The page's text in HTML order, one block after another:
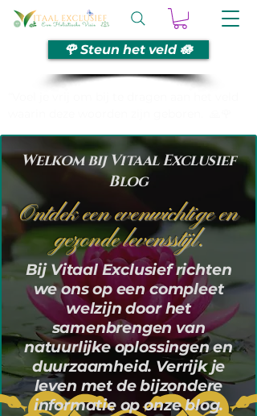
🌹 Steun het veld 🪷
Welkom bij Vitaal Exclusief
Blog
Ontdek een evenwichtige en
gezonde levensstijl.
Bij Vitaal Exclusief richten
we ons op een compleet
welzijn door het
samenbrengen van
natuurlijke oplossingen en
duurzaamheid. Verrijk je
leven met de bijzondere
informatie op onze blog.